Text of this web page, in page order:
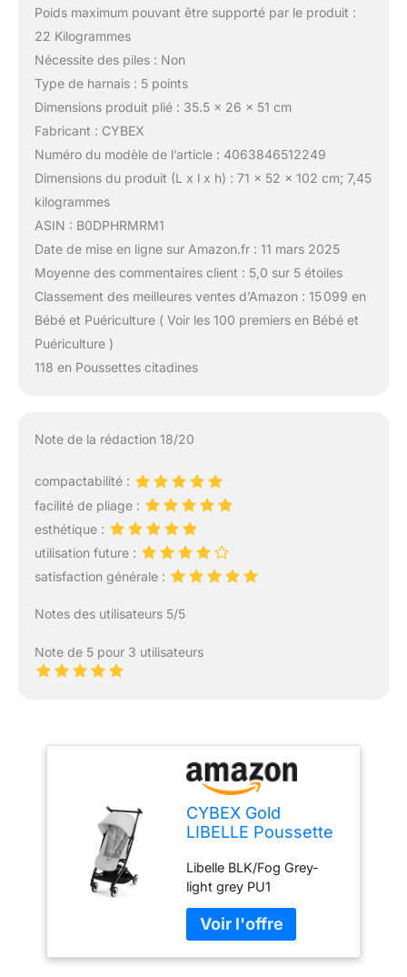
Poids maximum pouvant être supporté par le produit :
22 Kilogrammes
Nécessite des piles : Non
Type de harnais : 5 points
Dimensions produit plié : 35.5 x 26 x 51 cm
Fabricant : CYBEX
Numéro du modèle de l’article : 4063846512249
Dimensions du produit (L x l x h) : 71 x 52 x 102 cm; 7,45
kilogrammes
ASIN : B0DPHRMRM1
Date de mise en ligne sur Amazon.fr : 11 mars 2025
Moyenne des commentaires client : 5,0 sur 5 étoiles
Classement des meilleures ventes d’Amazon : 15 099 en
Bébé et Puériculture ( Voir les 100 premiers en Bébé et
Puériculture )
118 en Poussettes citadines
Note de la rédaction 18/20
compactabilité :
facilité de pliage :
esthétique :
utilisation future :
satisfaction générale :
Notes des utilisateurs 5/5
Note de 5 pour 3 utilisateurs
CYBEX Gold
LIBELLE Poussette
harnais à une main,
De 6 mois à 4 ans
environ (max. 22
kg), Ultralégère
(seulement 6 kg),
Fog Grey
Libelle BLK/Fog Grey-
light grey PU1